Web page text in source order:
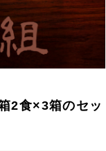
2食×3箱のセッ